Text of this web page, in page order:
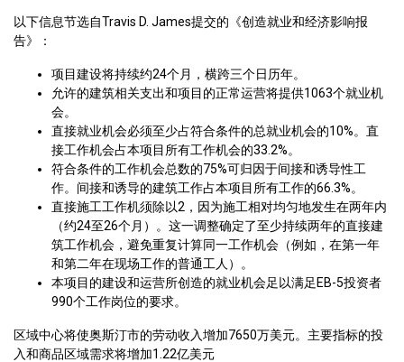
以下信息节选自Travis D. James提交的《创造就业和经济影响报
告》：
项目建设将持续约24个月，横跨三个日历年。
允许的建筑相关支出和项目的正常运营将提供1063个就业机
会。
直接就业机会必须至少占符合条件的总就业机会的10%。直
接工作机会占本项目所有工作机会的33.2%。
符合条件的工作机会总数的75%可归因于间接和诱导性工
作。间接和诱导的建筑工作占本项目所有工作的66.3%。
直接施工工作机须除以2，因为施工相对均匀地发生在两年内
（约24至26个月）。这一调整确定了至少持续两年的直接建
筑工作机会，避免重复计算同一工作机会（例如，在第一年
和第二年在现场工作的普通工人）。
本项目的建设和运营所创造的就业机会足以满足EB-5投资者
990个工作岗位的要求。
区域中心将使奥斯汀市的劳动收入增加7650万美元。主要指标的投
入和商品区域需求将增加1.22亿美元